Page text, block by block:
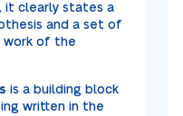
it clearly states a
and a set of
work of the
is a building block
written in the